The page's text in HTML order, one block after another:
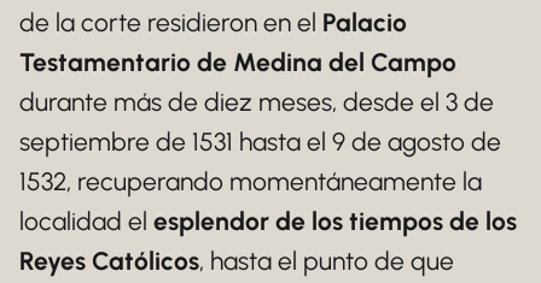
de la corte residieron en el Palacio
Testamentario de Medina del Campo
durante más de diez meses, desde el 3 de
septiembre de 1531 hasta el 9 de agosto de
1532, recuperando momentáneamente la
localidad el esplendor de los tiempos de los
Reyes Católicos, hasta el punto de que